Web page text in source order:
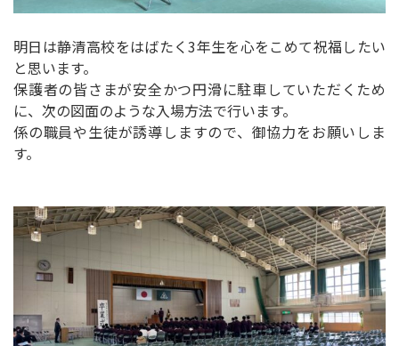
明日は静清高校をはばたく3年生を心をこめて祝福したい
と思います。
保護者の皆さまが安全かつ円滑に駐車していただくため
に、次の図面のような入場方法で行います。
係の職員や生徒が誘導しますので、御協力をお願いしま
す。